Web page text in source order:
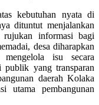
kebutuhan nyata di
dituntut menjalankan
informasi bagi
desa diharapkan
mengelola isu secara
publik yang transparan
daerah Kolaka
utama pembangunan